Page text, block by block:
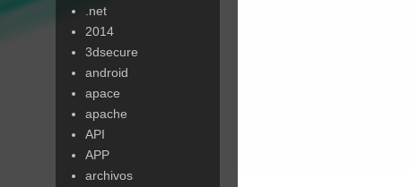
.net
2014
3dsecure
android
apace
apache
API
APP
archivos